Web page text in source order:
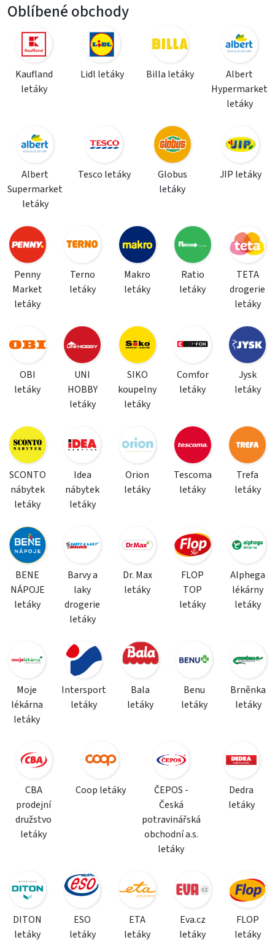
Oblíbené obchody
Kaufland
letáky
Lidl letáky Billa letáky
Albert
Hypermarket
letáky
Albert
Supermarket
letáky
Tesco letáky
Globus
letáky
JIP letáky
Penny
Market
letáky
Terno
letáky
Makro
letáky
Ratio
letáky
TETA
drogerie
letáky
OBI
letáky
UNI
HOBBY
letáky
SIKO
koupelny
letáky
Comfor
letáky
Jysk
letáky
SCONTO
nábytek
letáky
Idea
nábytek
letáky
Orion
letáky
Tescoma
letáky
Trefa
letáky
BENE
NÁPOJE
letáky
Barvy a
laky
drogerie
letáky
Dr. Max
letáky
FLOP
TOP
letáky
Alphega
lékárny
letáky
Moje
lékárna
letáky
Intersport
letáky
Bala
letáky
Benu
letáky
Brněnka
letáky
CBA
prodejní
družstvo
letáky
Coop letáky
ČEPOS -
Česká
potravinářská
obchodní a.s.
letáky
Dedra
letáky
DITON
letáky
ESO
letáky
ETA
letáky
Eva.cz
letáky
FLOP
letáky